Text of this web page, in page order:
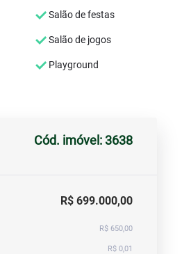
Salão de festas
Salão de jogos
Playground
Cód. imóvel: 3638
R$ 699.000,00
R$ 650,00
R$ 0,01